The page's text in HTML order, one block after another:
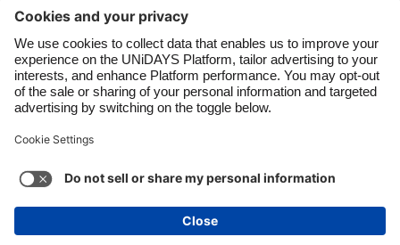
Kontakt Unternehmen Presse Karriere
Cookie-Einstellungen Datenschutzrichtlinien
Zugänglichkeit Werbeauskunft Österreich